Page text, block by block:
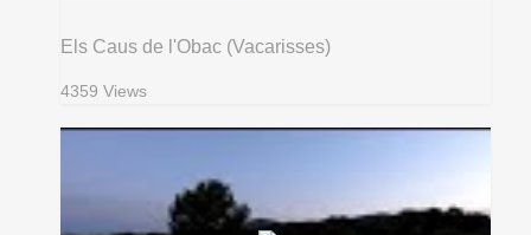
Els Caus de l'Obac (Vacarisses)
4359 Views